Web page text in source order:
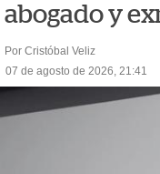
abogado y
Por Cristóbal Veliz
07 de agosto de 2026, 21:41